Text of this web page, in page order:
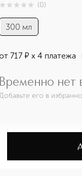
0из 0 (0)
300 мл
717 ¤ х 4 платежа
Временно нет
его в